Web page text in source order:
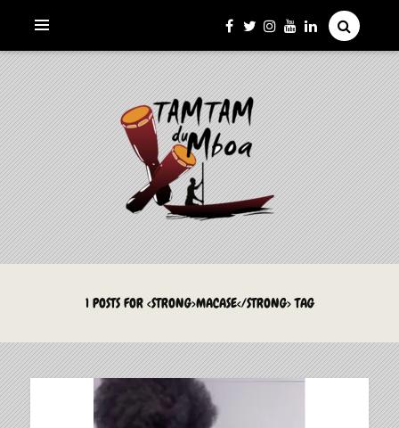
LE TAMTAM DU MBOA
La Culture du Mboa Dévoilée !
1 POSTS FOR <STRONG>MACASE</STRONG> TAG